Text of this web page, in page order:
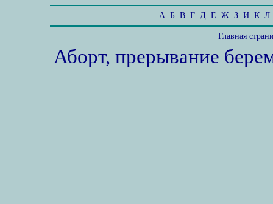
А Б В Г Д Е Ж З И К Л
Главная
Аборт, прерывание